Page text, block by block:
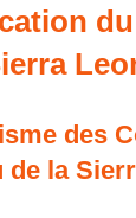
des
de la